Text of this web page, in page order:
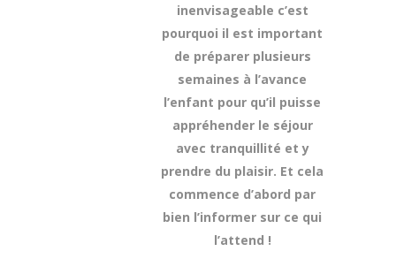
inenvisageable c’est
pourquoi il est important
de préparer plusieurs
semaines à l’avance
l’enfant pour qu’il puisse
appréhender le séjour
avec tranquillité et y
prendre du plaisir. Et cela
commence d’abord par
bien l’informer sur ce qui
l’attend !